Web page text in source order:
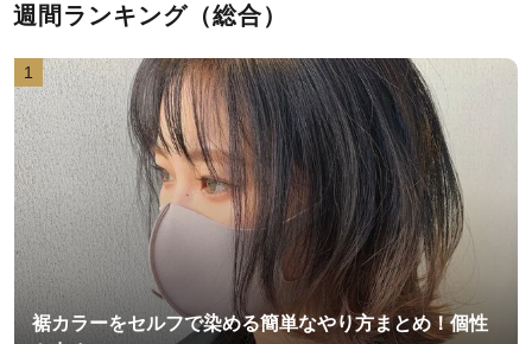
週間ランキング（総合）
1
裾カラーをセルフで染める簡単なやり方まとめ！個性